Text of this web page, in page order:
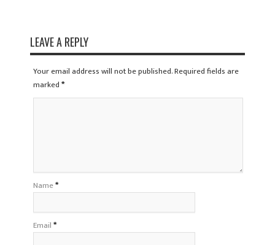
LEAVE A REPLY
Your email address will not be published. Required fields are
marked*
Name*
Email*